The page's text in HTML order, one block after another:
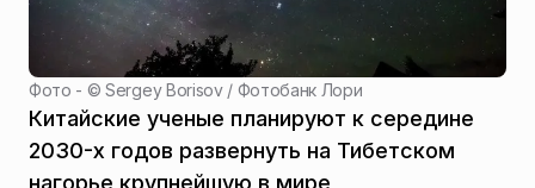
Фото - ©Sergey Borisov / Фотобанк Лори
Китайские ученые планируют к середине
2030-х годов развернуть на Тибетском
нагорье крупнейшую в мире